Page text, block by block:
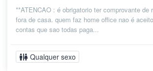
**ATENCAO : é obrigatorio ter comprovante de
fora de casa. quem faz home office nao é
contas que sao todas paga...
Qualquer sexo